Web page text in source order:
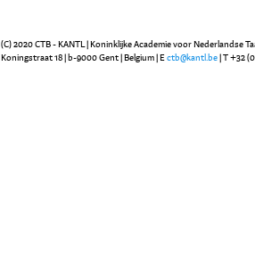
(C) 2020 CTB - KANTL | Koninklijke Academie voor Nederlandse
Koningstraat 18 | b-9000 Gent | Belgium | E ctb@kantl.be | T +32